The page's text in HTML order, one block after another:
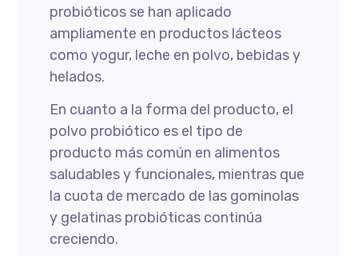
probióticos se han aplicado
ampliamente en productos lácteos
como yogur, leche en polvo, bebidas y
helados.
En cuanto a la forma del producto, el
polvo probiótico es el tipo de
producto más común en alimentos
saludables y funcionales, mientras que
la cuota de mercado de las gominolas
y gelatinas probióticas continúa
creciendo.